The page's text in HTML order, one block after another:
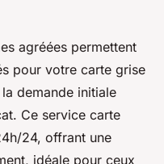
agréées permettent
pour votre carte grise
demande initiale
Ce service carte
24, offrant une
idéale pour ceux